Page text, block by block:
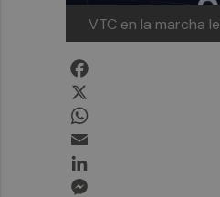
VTC en la marcha